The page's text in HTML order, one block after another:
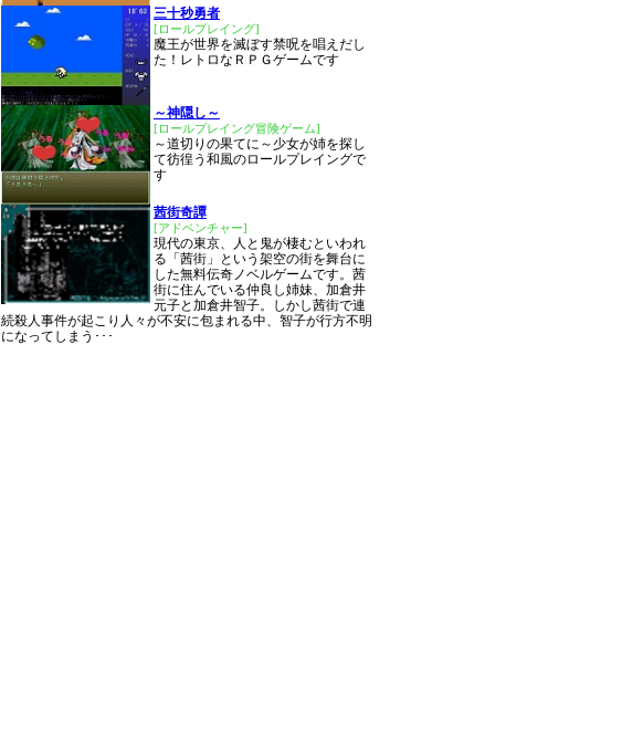
三十秒勇者
[ロールプレイング]
魔王が世界を滅ぼす禁呪を唱えだし
た！レトロなＲＰＧゲームです
～神隠し～
[ロールプレイング冒険ゲーム]
～道切りの果てに～少女が姉を探し
て彷徨う和風のロールプレイングで
す
茜街奇譚
[アドベンチャー]
現代の東京、人と鬼が棲むといわれ
る「茜街」という架空の街を舞台に
した無料伝奇ノベルゲームです。茜
街に住んでいる仲良し姉妹、加倉井
元子と加倉井智子。しかし茜街で連
続殺人事件が起こり人々が不安に包まれる中、智子が行方不明
になってしまう･･･